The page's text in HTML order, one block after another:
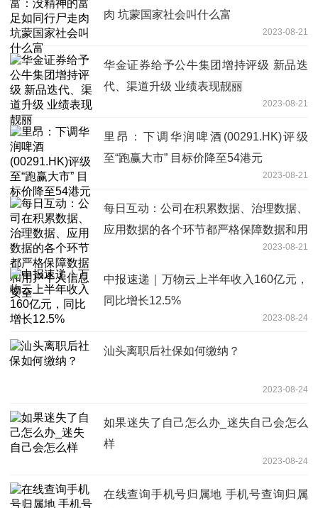
肉 坑蒙国家社会叫什么富
2023-08-21
华金证券给予公牛集团增持评级 新品迭
代、渠道升级 业绩表现靓丽
2023-08-21
里昂：下调华润啤酒(00291.HK)评级
至“跑赢大市” 目标价降至54港元
2023-08-21
每日互动：公司在积累数据、治理数据、
应用数据的各个环节都严格保障数据和用
2023-08-21
中报速递｜万物云上半年收入160亿元，
同比增长12.5%
2023-08-24
汕头离职后社保如何缴纳？
2023-08-24
如果迷失了自己怎么办_迷失自己会怎么
样
2023-08-24
在线查询手机号归属地 手机号查询归属